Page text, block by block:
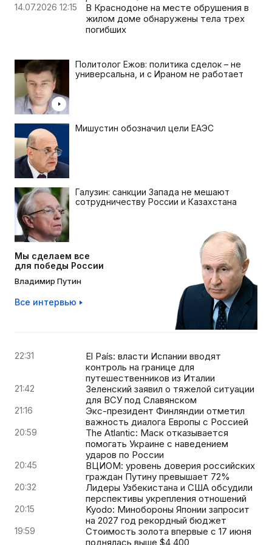
14.07.2026 12:15
В Краснодоне на месте обрушения в
жилом доме обнаружены тела трех
погибших
Политолог Ежов: политика сделок – не
универсальна, и с Ираном не работает
Мишустин обозначил цели ЕАЭС
Галузин: санкции Запада не мешают
сотрудничеству России и Казахстана
Мы сделаем все
для победы России
Владимир Путин
Все интервью
22:31
El País: власти Испании вводят
контроль на границе для
путешественников из Италии
21:42
Зеленский заявил о тяжелой ситуации
для ВСУ под Славянском
21:16
Экс-президент Финляндии отметил
важность диалога Европы с Россией
20:59
The Atlantic: Маск отказывается
помогать Украине с наведением
ударов по России
20:45
ВЦИОМ: уровень доверия российских
граждан Путину превышает 72%
20:32
Лидеры Узбекистана и США обсудили
перспективы укрепления отношений
20:15
Kyodo: Минобороны Японии запросит
на 2027 год рекордный бюджет
19:59
Стоимость золота впервые с 17 июня
поднялась выше $4 400